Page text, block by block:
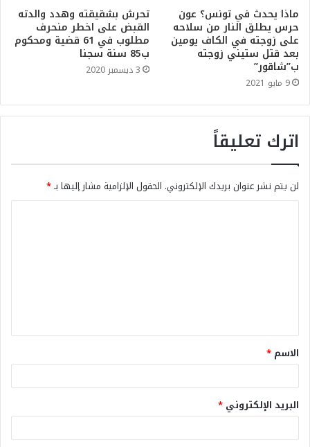
ماذا يحدث في تونس؟ عون
حرس يطلق النار من سلاحه
على زوجته في الكاف يومين
بعد قتل ستيني زوجته
ب”شاقور”
9 مايو 2021
تحرش بشقيقته وهدد والدته
القبض على اخطر منحرف
مطلوب في 61 قضية ومحكوم
ب85 سنة سجنا
3 ديسمبر 2020
اترك تعليقاً
لن يتم نشر عنوان بريدك الإلكتروني. الحقول الإلزامية مشار إليها بـ*
الاسم *
البريد الإلكتروني *